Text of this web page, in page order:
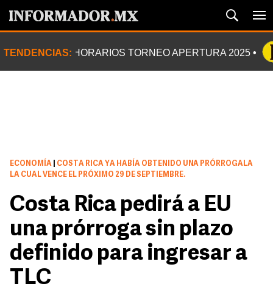
TENDENCIAS: HORARIOS TORNEO APERTURA 2025
ECONOMÍA
COSTA RICA YA HABÍA OBTENIDO UNA PRÓRROGALA
LA CUAL VENCE EL PRÓXIMO 29 DE SEPTIEMBRE.
Costa Rica pedirá a EU
una prórroga sin plazo
definido para ingresar a
TLC